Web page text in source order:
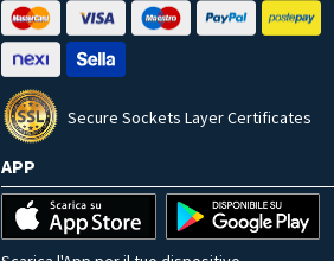
Secure Sockets Layer Certificates
APP